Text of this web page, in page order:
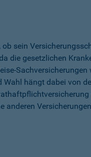
sein
die gesetzlichen
Sachversicherungen
hängt dabei von
anderen